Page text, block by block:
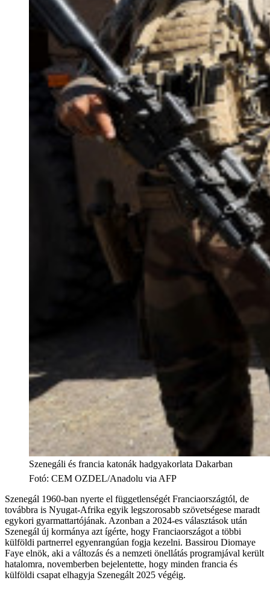
Szenegáli és francia katonák hadgyakorlata Dakarban
Fotó: CEM OZDEL/Anadolu via AFP
Szenegál 1960-ban nyerte el függetlenségét Franciaországtól, de
továbbra is Nyugat-Afrika egyik legszorosabb szövetségese maradt
egykori gyarmattartójának. Azonban a 2024-es választások után
Szenegál új kormánya azt ígérte, hogy Franciaországot a többi
külföldi partnerrel egyenrangúan fogja kezelni. Bassirou Diomaye
Faye elnök, aki a változás és a nemzeti önellátás programjával került
hatalomra, novemberben bejelentette, hogy minden francia és
külföldi csapat elhagyja Szenegált 2025 végéig.